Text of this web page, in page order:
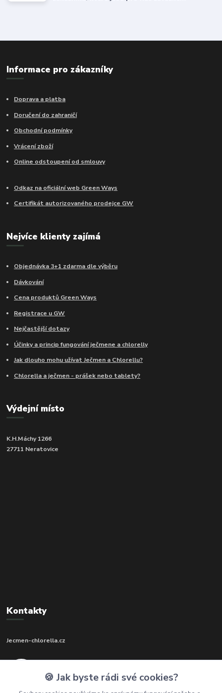
Informace pro zákazníky
Doprava a platba
Doručení do zahraničí
Obchodní podmínky
Vrácení zboží
Online odstoupení od smlouvy
Odkaz na oficiální web Green Ways
Certifikát autorizovaného prodejce GW
Nejvíce klienty zajímá
Objednávka 3+1 zdarma dle výběru
Dávkování
Cena produktů Green Ways
Registrace u GW
Nejčastější dotazy
Účinky a princip fungování ječmene a chlorelly
Jak dlouho mohu užívat Ječmen a Chlorellu?
Chlorella a ječmen - prášek nebo tablety?
Výdejní místo
K.H.Máchy 1266
27711 Neratovice
Kontakty
Jecmen-chlorella.cz
(Po-Pá, 9-17 hod.)
🍪 Jak byste rádi své cookies?